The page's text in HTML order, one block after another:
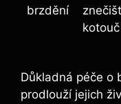
brzdění
kotouč
Důkladná péče o
prodlouží jejich